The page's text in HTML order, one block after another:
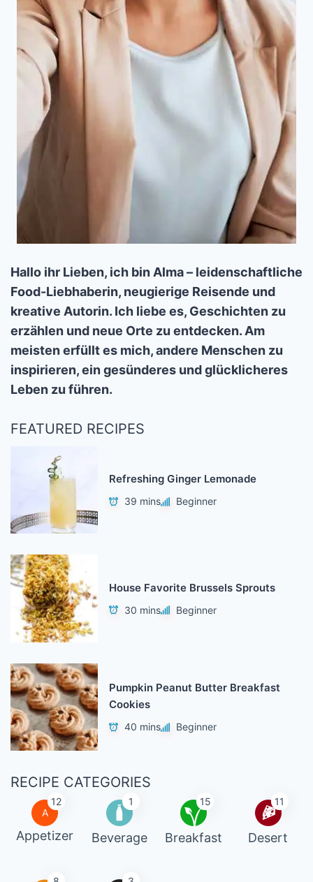
Hallo ihr Lieben, ich bin Alma – leidenschaftliche
Food-Liebhaberin, neugierige Reisende und
kreative Autorin. Ich liebe es, Geschichten zu
erzählen und neue Orte zu entdecken. Am
meisten erfüllt es mich, andere Menschen zu
inspirieren, ein gesünderes und glücklicheres
Leben zu führen.
FEATURED RECIPES
Refreshing Ginger Lemonade
39 mins Beginner
House Favorite Brussels Sprouts
30 mins Beginner
Pumpkin Peanut Butter Breakfast
Cookies
40 mins Beginner
RECIPE CATEGORIES
A
12
Appetizer
1
Beverage
15
Breakfast
11
Desert